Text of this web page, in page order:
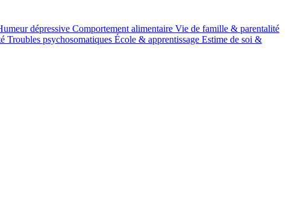
dépressive Comportement alimentaire Vie de famille & parentalité
Troubles psychosomatiques École & apprentissage Estime de soi &